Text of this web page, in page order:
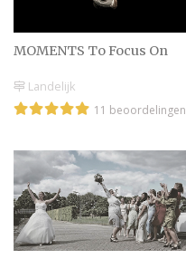
MOMENTS To Focus On
Landelijk
11 beoordelingen